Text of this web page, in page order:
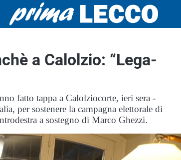
a Calolzio: “Lega-
fatto tappa a Calolziocorte, ieri sera -
per sostenere la campagna elettorale di
a sostegno di Marco Ghezzi.